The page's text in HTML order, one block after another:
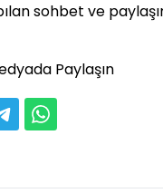
sohbet ve
Paylaşın